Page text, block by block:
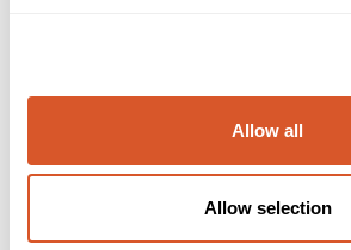
Allow all
Allow selection